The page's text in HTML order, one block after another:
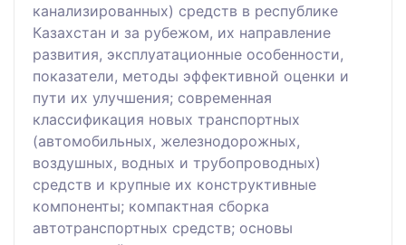
канализированных) средств в республике
Казахстан и за рубежом, их направление
развития, эксплуатационные особенности,
показатели, методы эффективной оценки и
пути их улучшения; современная
классификация новых транспортных
(автомобильных, железнодорожных,
воздушных, водных и трубопроводных)
средств и крупные их конструктивные
компоненты; компактная сборка
автотранспортных средств; основы